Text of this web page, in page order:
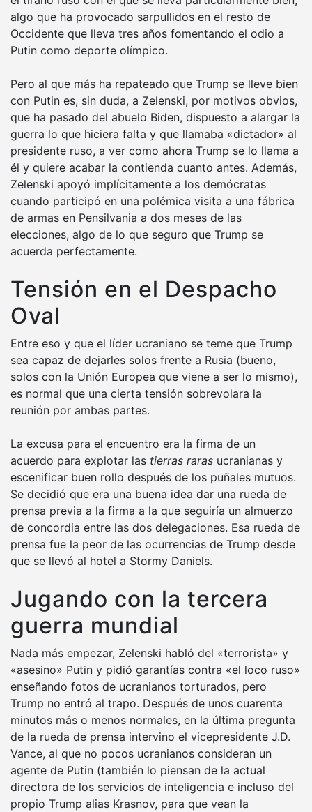
algo que ha provocado sarpullidos en el resto de
Occidente que lleva tres años fomentando el odio a
Putin como deporte olímpico.
Pero al que más ha repateado que Trump se lleve bien
con Putin es, sin duda, a Zelenski, por motivos obvios,
que ha pasado del abuelo Biden, dispuesto a alargar la
guerra lo que hiciera falta y que llamaba «dictador» al
presidente ruso, a ver como ahora Trump se lo llama a
él y quiere acabar la contienda cuanto antes. Además,
Zelenski apoyó implícitamente a los demócratas
cuando participó en una polémica visita a una fábrica
de armas en Pensilvania a dos meses de las
elecciones, algo de lo que seguro que Trump se
acuerda perfectamente.
Tensión en el Despacho
Oval
Entre eso y que el líder ucraniano se teme que Trump
sea capaz de dejarles solos frente a Rusia (bueno,
solos con la Unión Europea que viene a ser lo mismo),
es normal que una cierta tensión sobrevolara la
reunión por ambas partes.
La excusa para el encuentro era la firma de un
acuerdo para explotar las tierras raras ucranianas y
escenificar buen rollo después de los puñales mutuos.
Se decidió que era una buena idea dar una rueda de
prensa previa a la firma a la que seguiría un almuerzo
de concordia entre las dos delegaciones. Esa rueda de
prensa fue la peor de las ocurrencias de Trump desde
que se llevó al hotel a Stormy Daniels.
Jugando con la tercera
guerra mundial
Nada más empezar, Zelenski habló del «terrorista» y
«asesino» Putin y pidió garantías contra «el loco ruso»
enseñando fotos de ucranianos torturados, pero
Trump no entró al trapo. Después de unos cuarenta
minutos más o menos normales, en la última pregunta
de la rueda de prensa intervino el vicepresidente J.D.
Vance, al que no pocos ucranianos consideran un
agente de Putin (también lo piensan de la actual
directora de los servicios de inteligencia e incluso del
propio Trump alias Krasnov, para que vean la